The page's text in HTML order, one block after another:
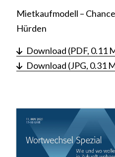
Mietkaufmodell –
Hürden
Download (PDF, 0.11
Download (JPG, 0.31